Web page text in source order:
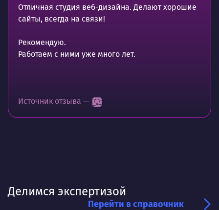
Отличная студия веб-дизайна. Делают хорошие
сайты, всегда на связи!
Рекомендую.
Работаем с ними уже много лет.
Источник отзыва —
Делимся экспертизой
Перейти в справочник